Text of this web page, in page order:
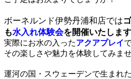
ボーネルンド伊勢丹浦和店では
も水入れ体験会を開催いたします
実際にお水の入ったアクアプレイ
その楽しさや魅力を体験してみませ
運河の国・スウェーデンで生まれ